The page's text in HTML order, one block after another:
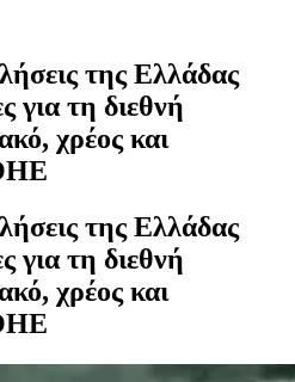
της Ελλάδας
για τη διεθνή
χρέος και
της Ελλάδας
για τη διεθνή
χρέος και